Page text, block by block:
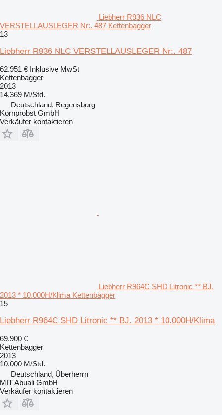
Liebherr R936 NLC
VERSTELLAUSLEGER Nr:. 487 Kettenbagger
13
Liebherr R936 NLC VERSTELLAUSLEGER Nr:. 487
62.951 € Inklusive MwSt
Kettenbagger
2013
14.369 M/Std.
Deutschland, Regensburg
Kornprobst GmbH
Verkäufer kontaktieren
Liebherr R964C SHD Litronic ** BJ.
2013 * 10.000H/Klima Kettenbagger
15
Liebherr R964C SHD Litronic ** BJ. 2013 * 10.000H/Klima
69.900 €
Kettenbagger
2013
10.000 M/Std.
Deutschland, Überherrn
MIT Abuali GmbH
Verkäufer kontaktieren